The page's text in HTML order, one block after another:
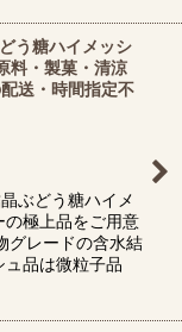
う糖ハイメッシ
料・製菓・清涼
送・時間指定不
ぶどう糖ハイメ
の極上品をご用意
グレードの含水結
品は微粒子品